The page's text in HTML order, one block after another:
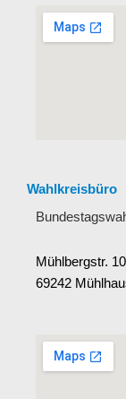
Wahlkreisbüro
Mühlbergstr. 10
69242